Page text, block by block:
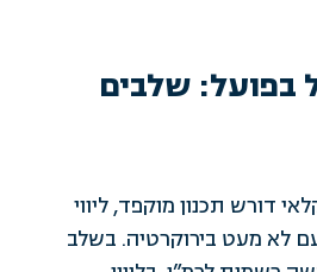
בפועל: שלבים
דורש תכנון מוקפד, ליווי
לא מעט בירוקרטיה. בשלב